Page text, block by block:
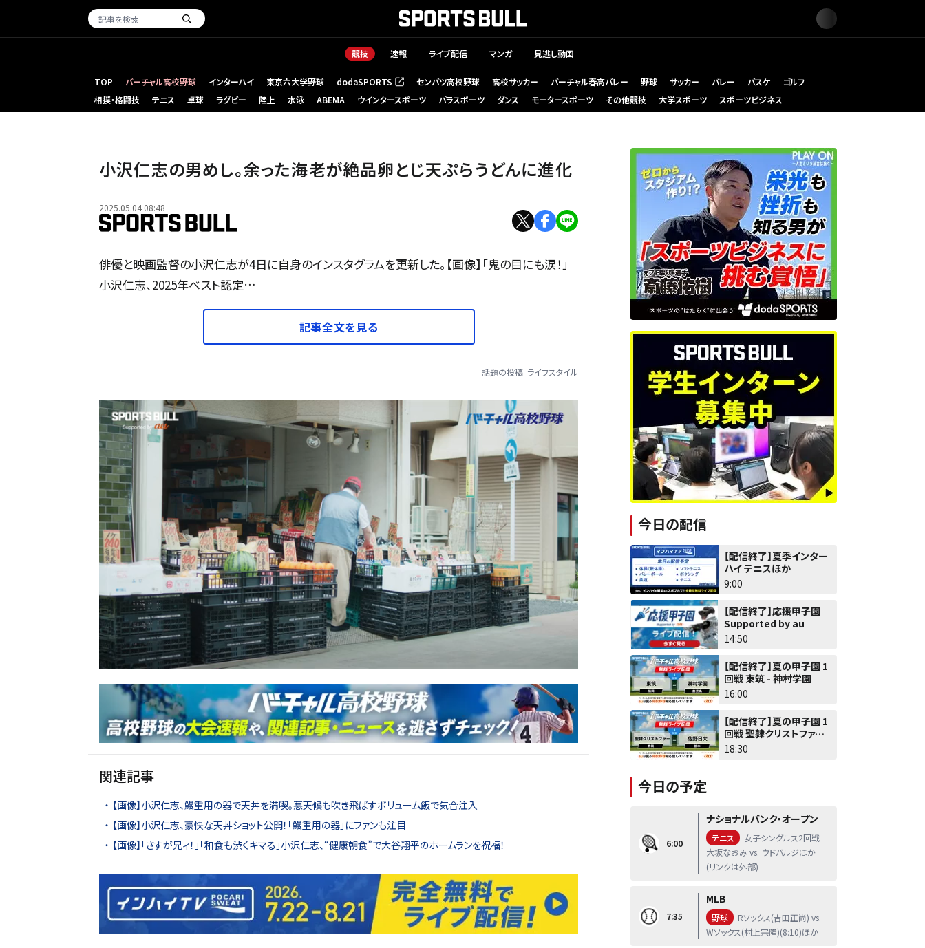
競技 速報 ライブ配信 マンガ 見逃し動画
TOP バーチャル高校野球 インターハイ 東京六大学野球 dodaSPORTS
（新しいタブで開く） センバツ高校野球 高校サッカー バーチャル春高バレー 野球 サッカー バレー バスケ
ゴルフ
相撲・格闘技
テニス 卓球 ラグビー 陸上 水泳 ABEMA ウインタースポーツ パラスポーツ ダンス モータースポーツ その他競技 大学スポーツ スポーツビジネス
小沢仁志の男めし。余った海老が絶品卵とじ天ぷらうどんに進化
2025.05.04 08:48
俳優と映画監督の小沢仁志が4日に自身のインスタグラムを更新した。【画像】「鬼の目にも涙！」
小沢仁志、2025年ベスト認定…
記事全文を見る
話題の投稿 ライフスタイル
関連記事
【画像】小沢仁志、鰻重用の器で天丼を満喫。悪天候も吹き飛ばすボリューム飯で気合注入
【画像】小沢仁志、豪快な天丼ショット公開！「鰻重用の器」にファンも注目
【画像】「さすが兄ィ！」「和食も渋くキマる」小沢仁志、“健康朝食”で大谷翔平のホームランを祝福！
今日の配信
【配信終了】夏季インター
ハイ テニスほか
9:00
【配信終了】応援甲子園
Supported by au
14:50
【配信終了】夏の甲子園 1
回戦 東筑 - 神村学園
16:00
【配信終了】夏の甲子園 1
回戦 聖隷クリストファー -
佐野日大
18:30
今日の予定
6:00
ナショナルバンク・オープン
テニス
女子シングルス2回戦
大坂なおみ vs. ウドバルジほか
(リンクは外部)
7:35
MLB
野球
Rソックス(吉田正尚) vs.
Wソックス(村上宗隆)(8:10)ほか